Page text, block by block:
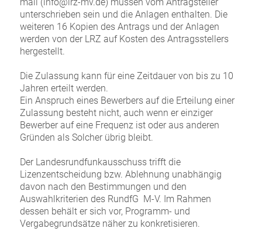
mail (info@lrz-mv.de) müssen vom Antragsteller
unterschrieben sein und die Anlagen enthalten. Die
weiteren 16 Kopien des Antrags und der Anlagen
werden von der LRZ auf Kosten des Antragsstellers
hergestellt.
Die Zulassung kann für eine Zeitdauer von bis zu 10
Jahren erteilt werden.
Ein Anspruch eines Bewerbers auf die Erteilung einer
Zulassung besteht nicht, auch wenn er einziger
Bewerber auf eine Frequenz ist oder aus anderen
Gründen als Solcher übrig bleibt.
Der Landesrundfunkausschuss trifft die
Lizenzentscheidung bzw. Ablehnung unabhängig
davon nach den Bestimmungen und den
Auswahlkriterien des RundfG M-V. Im Rahmen
dessen behält er sich vor, Programm- und
Vergabegrundsätze näher zu konkretisieren.